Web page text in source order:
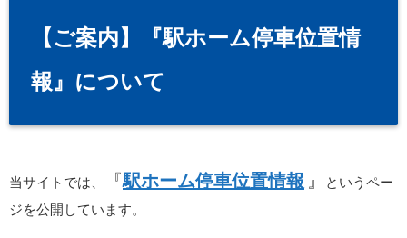
【ご案内】『駅ホーム停車位置情
報』について
当サイトでは、 『駅ホーム停車位置情報 』
というペー
ジを公開しています。